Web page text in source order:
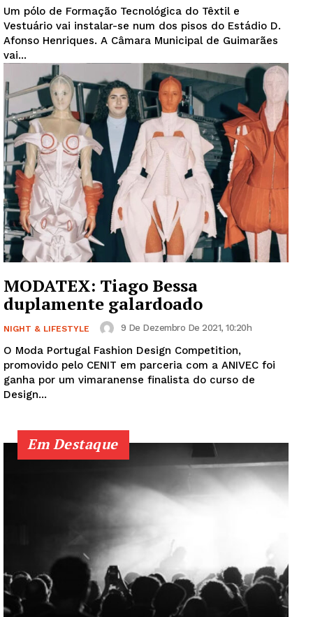
Um pólo de Formação Tecnológica do Têxtil e
Vestuário vai instalar-se num dos pisos do Estádio D.
Afonso Henriques. A Câmara Municipal de Guimarães
vai...
MODATEX: Tiago Bessa
duplamente galardoado
NIGHT & LIFESTYLE 9 De Dezembro De 2021, 10:20h
O Moda Portugal Fashion Design Competition,
promovido pelo CENIT em parceria com a ANIVEC foi
ganha por um vimaranense finalista do curso de
Design...
Em Destaque